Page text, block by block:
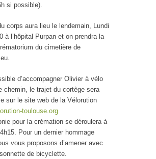
si possible).
corps aura lieu le lendemain, Lundi
à l’hôpital Purpan et on prendra la
du cimetière de
d’accompagner Olivier à vélo
chemin, le trajet du cortège sera
sur le site web de la Vélorution
toulouse.org
pour la crémation se déroulera à
Pour un dernier hommage
vous proposons d’amener avec
de bicyclette.